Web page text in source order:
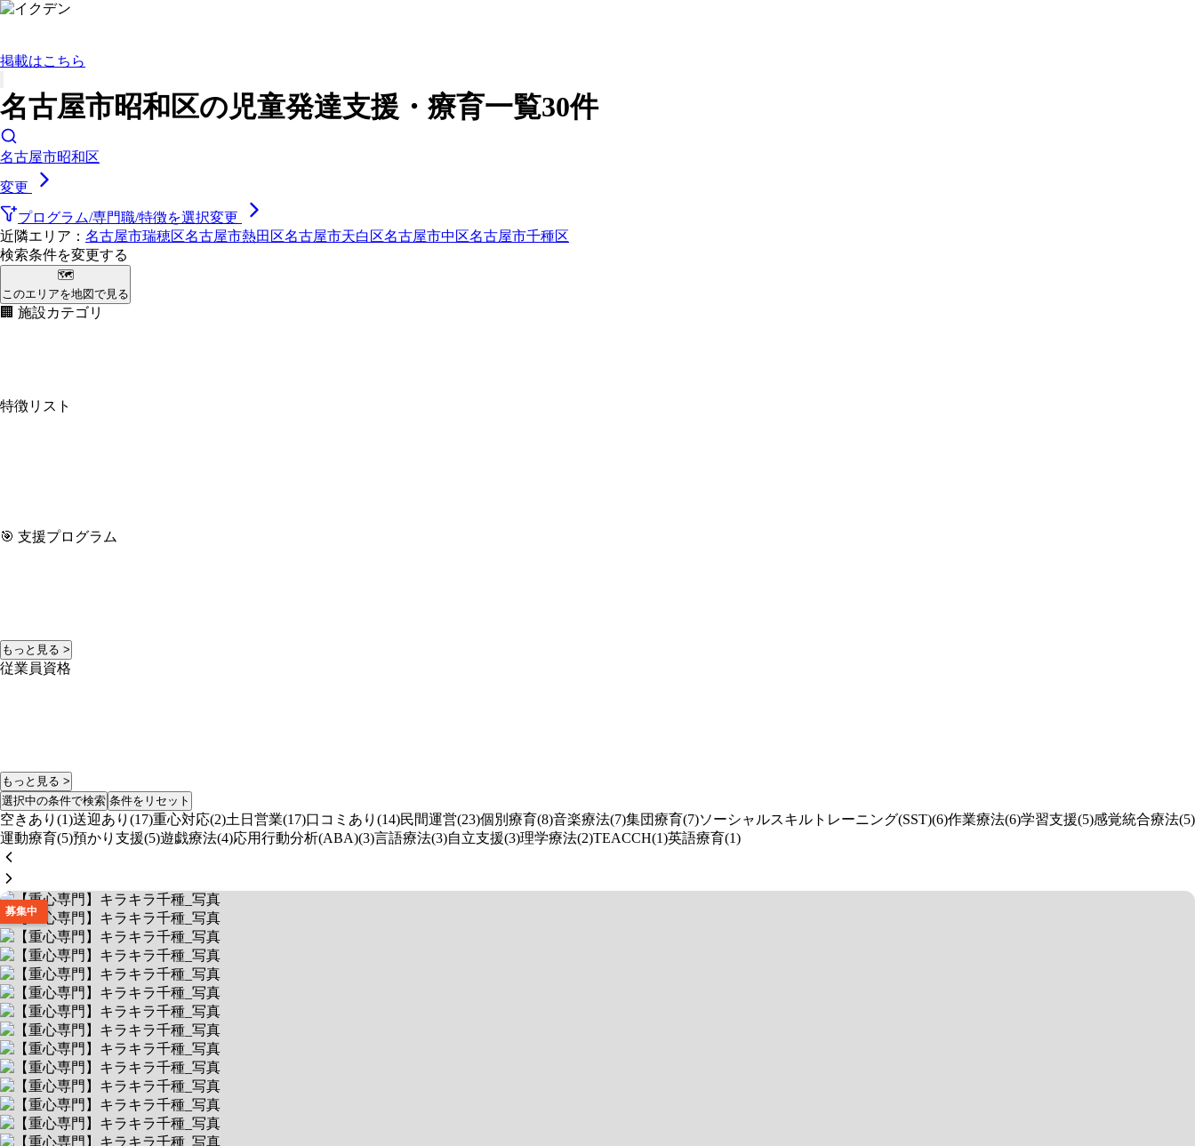
掲載はこちら
名古屋市昭和区の児童発達支援・療育一覧30件
名古屋市昭和区
変更
プログラム/専門職/特徴を選択変更
近隣エリア： 名古屋市瑞穂区名古屋市熱田区名古屋市天白区名古屋市中区名古屋市千種区
検索条件を変更する
🗺
このエリアを地図で見る
🏢 施設カテゴリ
特徴リスト
🎯 支援プログラム
もっと見る >
従業員資格
もっと見る >
選択中の条件で検索 条件をリセット
空きあり(1)送迎あり(17)重心対応(2)土日営業(17)口コミあり(14)民間運営(23)個別療育(8)音楽療法(7)集団療育(7)ソーシャルスキルトレーニング(SST)(6)作業療法(6)学習支援(5)感覚統合療法(5)
運動療育(5)預かり支援(5)遊戯療法(4)応用行動分析(ABA)(3)言語療法(3)自立支援(3)理学療法(2)TEACCH(1)英語療育(1)
募集中
【重心専門】キラキラ千種
【千種区初の重心施設】医療ケア対応